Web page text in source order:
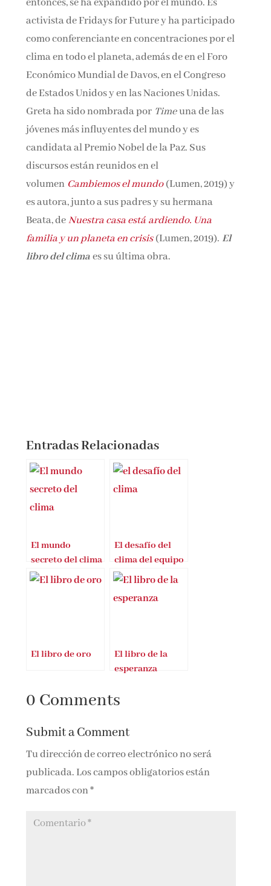
entonces, se ha expandido por el mundo. Es
activista de Fridays for Future y ha participado
como conferenciante en concentraciones por el
clima en todo el planeta, además de en el Foro
Económico Mundial de Davos, en el Congreso
de Estados Unidos y en las Naciones Unidas.
Greta ha sido nombrada por Timeuna de las
jóvenes más influyentes del mundo y es
candidata al Premio Nobel de la Paz. Sus
discursos están reunidos en el
volumen Cambiemos el mundo(Lumen, 2019) y
es autora, junto a sus padres y su hermana
Beata, de Nuestra casa está ardiendo. Una
familia y un planeta en crisis(Lumen, 2019).El
libro del clima es su última obra.
Entradas Relacionadas
El mundo
secreto del clima
El desafío del
clima del equipo
de El tiempo de
El libro de oro
El libro de la
esperanza
0 Comments
Submit a Comment
Tu dirección de correo electrónico no será
publicada. Los campos obligatorios están
marcados con*